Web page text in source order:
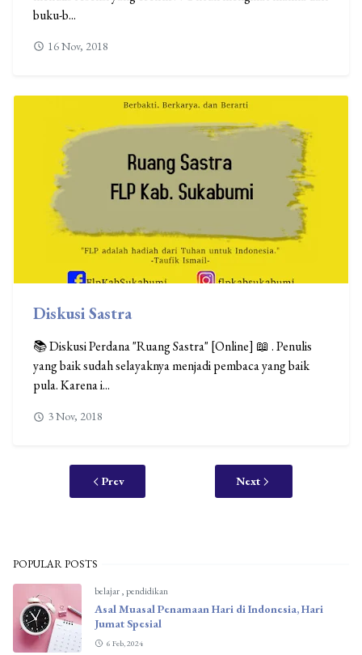
buku-b...
16 Nov, 2018
Diskusi Sastra
📚 Diskusi Perdana "Ruang Sastra" [Online] 📖 . Penulis
yang baik sudah selayaknya menjadi pembaca yang baik
pula. Karena i...
3 Nov, 2018
Prev Next
POPULAR POSTS
belajar,pendidikan
Asal Muasal Penamaan Hari di Indonesia, Hari
Jumat Spesial
6 Feb, 2024